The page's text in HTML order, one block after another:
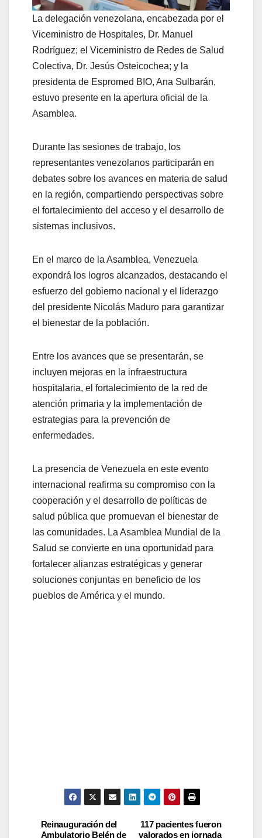
La delegación venezolana, encabezada por el
Viceministro de Hospitales, Dr. Manuel
Rodríguez; el Viceministro de Redes de Salud
Colectiva, Dr. Jesús Osteicochea; y la
presidenta de Espromed BIO, Ana Sulbarán,
estuvo presente en la apertura oficial de la
Asamblea.
Durante las sesiones de trabajo, los
representantes venezolanos participarán en
debates sobre los avances en materia de salud
en la región, compartiendo perspectivas sobre
el fortalecimiento del acceso y el desarrollo de
sistemas inclusivos.
En el marco de la Asamblea, Venezuela
expondrá los logros alcanzados, destacando el
esfuerzo del gobierno nacional y el liderazgo
del presidente Nicolás Maduro para garantizar
el bienestar de la población.
Entre los avances que se presentarán, se
incluyen mejoras en la infraestructura
hospitalaria, el fortalecimiento de la red de
atención primaria y la implementación de
estrategias para la prevención de
enfermedades.
La presencia de Venezuela en este evento
internacional reafirma su compromiso con la
cooperación y el desarrollo de políticas de
salud pública que promuevan el bienestar de
las comunidades. La Asamblea Mundial de la
Salud se convierte en una oportunidad para
fortalecer alianzas estratégicas y generar
soluciones conjuntas en beneficio de los
pueblos de América y el mundo.
117 pacientes fueron
valorados en jornada
Reinauguración del
Ambulatorio Belén de